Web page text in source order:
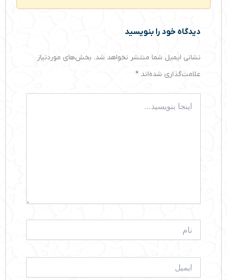
دیدگاه‌ خود را بنویسید
نشانی ایمیل شما منتشر نخواهد شد. بخش‌های موردنیاز
علامت‌گذاری شده‌اند *
بنویسید…